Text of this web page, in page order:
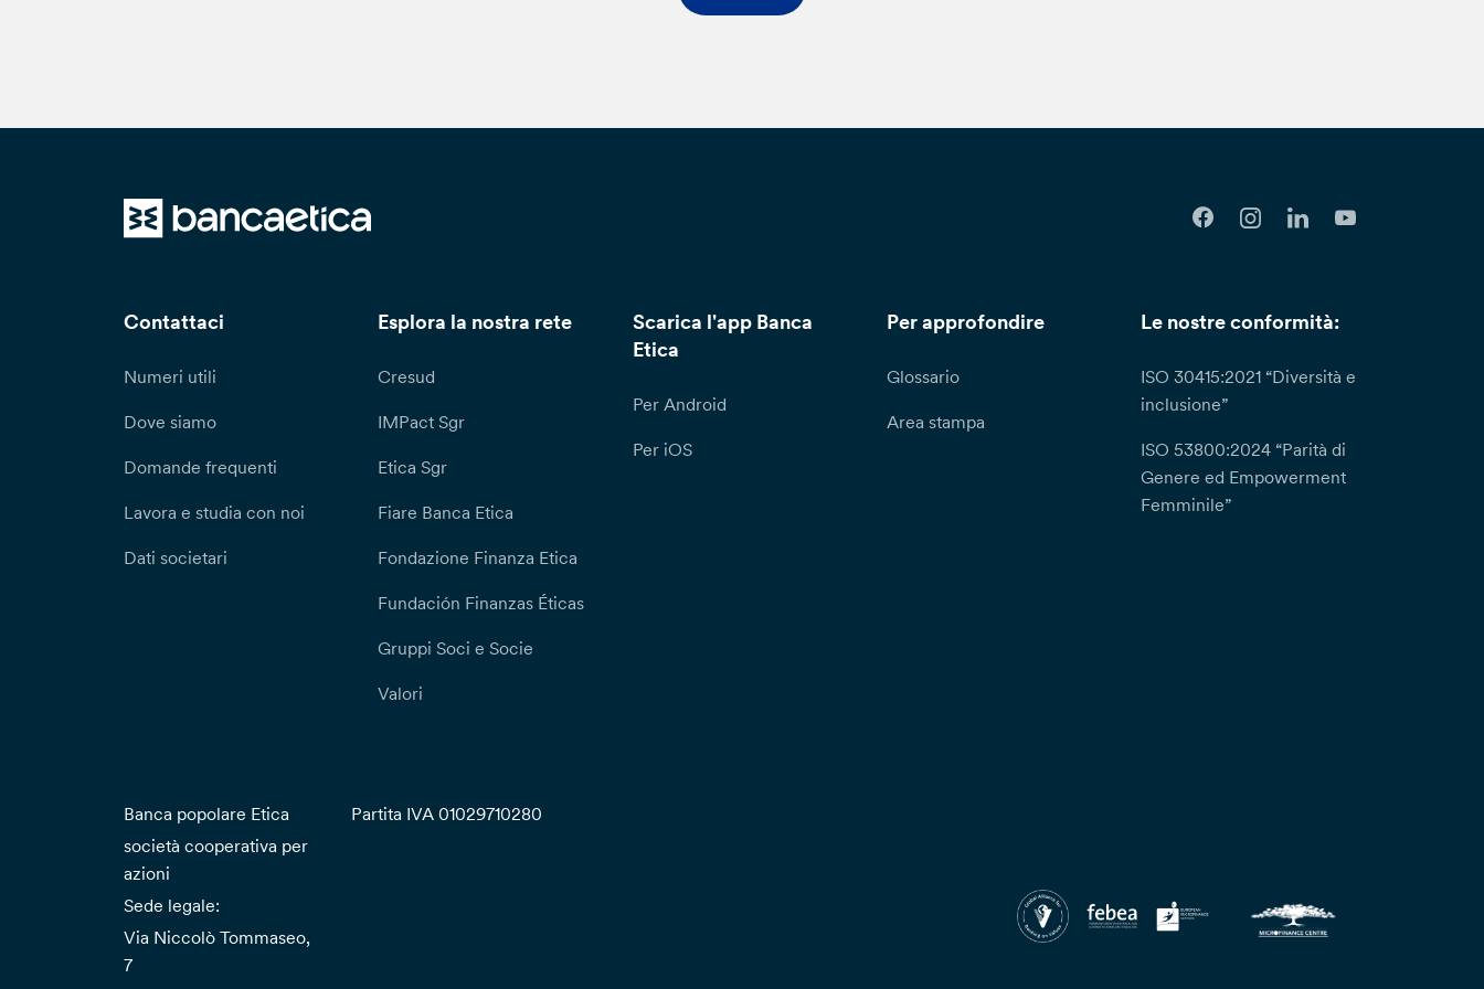
Per l’esercizio dei diritti di cui all’art. 15 e ss, nonché per ricevere ulteriori informazioni con riguardo al
reclamo all’Ufficio Reclami – Servizio Consulenza Legale – Via N. Tommaseo, 7 ­ 35131 Padova –
reclami@bancaetica.com. Ti informiamo che il termine per la risposta a seguito di una tua richiesta ai sensi
carico della richiesta. Qualora tu ritenga che il trattamento dei tuoi dati da parte del Titolare avvenga in
violazione del GDPR potrai proporre reclamo all’autorità di controllo.
Contattaci
Numeri utili
Dove siamo
Domande frequenti
Lavora e studia con noi
Dati societari
Esplora la nostra rete
Cresud
IMPact Sgr
Etica Sgr
Fiare Banca Etica
Fondazione Finanza Etica
Fundación Finanzas Éticas
Gruppi Soci e Socie
Valori
Scarica l'app Banca
Etica
Per Android
Per iOS
Per approfondire
Glossario
Area stampa
Le nostre conformità:
ISO 30415:2021 “Diversità e
inclusione”
ISO 53800:2024 “Parità di
Genere ed Empowerment
Femminile”
Banca popolare Etica
società cooperativa per
azioni
Sede legale:
Via Niccolò Tommaseo,
7
Partita IVA 01029710280